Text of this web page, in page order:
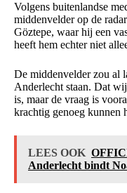
Volgens buitenlandse
middenvelder op de
Göztepe, waar hij een
heeft hem echter niet
De middenvelder zou al
Anderlecht staan. Dat
is, maar de vraag is
krachtig genoeg kunnen
LEES OOK
Anderlecht bindt